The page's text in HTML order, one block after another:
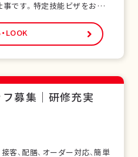
です。特定技能ビザをお持ち
、日本の飲食サービスを基礎
定した雇用形態で、長期的な
ト制勤務で、…
LOOK
募集｜研修充実
客、配膳、オーダー対応、簡単